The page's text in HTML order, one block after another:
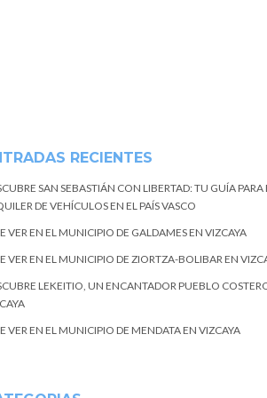
RECIENTES
SAN SEBASTIÁN CON LIBERTAD: TU GUÍA PARA
DE VEHÍCULOS EN EL PAÍS VASCO
VER EN EL MUNICIPIO DE GALDAMES EN VIZCAYA
VER EN EL MUNICIPIO DE ZIORTZA-BOLIBAR EN
LEKEITIO, UN ENCANTADOR PUEBLO
VER EN EL MUNICIPIO DE MENDATA EN VIZCAYA